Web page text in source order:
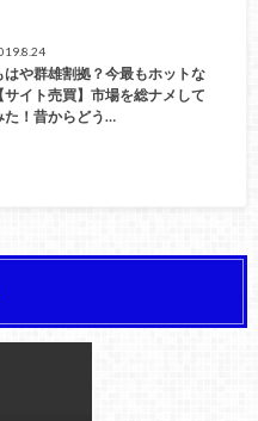
はや群雄割拠？今最もホットな
【サイト売買】市場を総ナメして
た！昔からどう…